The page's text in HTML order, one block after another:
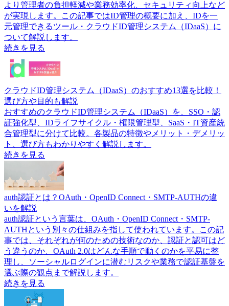
より管理者の負担軽減や業務効率化、セキュリティ向上など
が実現します。この記事ではID管理の概要に加え、IDを一
元管理できるツール・クラウドID管理システム（IDaaS）に
ついて解説します。
続きを見る
クラウドID管理システム（IDaaS）のおすすめ13選を比較！
選び方や目的も解説
おすすめのクラウドID管理システム（IDaaS）を、SSO・認
証強化型、IDライフサイクル・権限管理型、SaaS・IT資産統
合管理型に分けて比較。各製品の特徴やメリット・デメリッ
ト、選び方もわかりやすく解説します。
続きを見る
auth認証とは？OAuth・OpenID Connect・SMTP-AUTHの違
いを解説
auth認証という言葉は、OAuth・OpenID Connect・SMTP-
AUTHという別々の仕組みを指して使われています。この記
事では、それぞれが何のための技術なのか、認証と認可はど
う違うのか、OAuth 2.0はどんな手順で動くのかを平易に整
理し、ソーシャルログインに潜むリスクや業務で認証基盤を
選ぶ際の観点まで解説します。
続きを見る